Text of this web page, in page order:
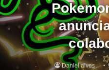
Daniel alves